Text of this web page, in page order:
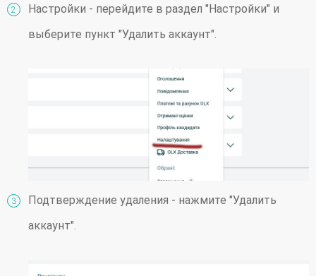
Настройки - перейдите в раздел "Настройки" и
выберите пункт "Удалить аккаунт".
Подтверждение удаления - нажмите "Удалить
аккаунт".